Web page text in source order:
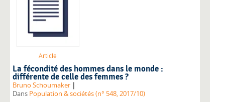
Article
La fécondité des hommes dans le monde :
différente de celle des femmes ?
Bruno Schoumaker |
Dans Population & sociétés (n° 548, 2017/10)